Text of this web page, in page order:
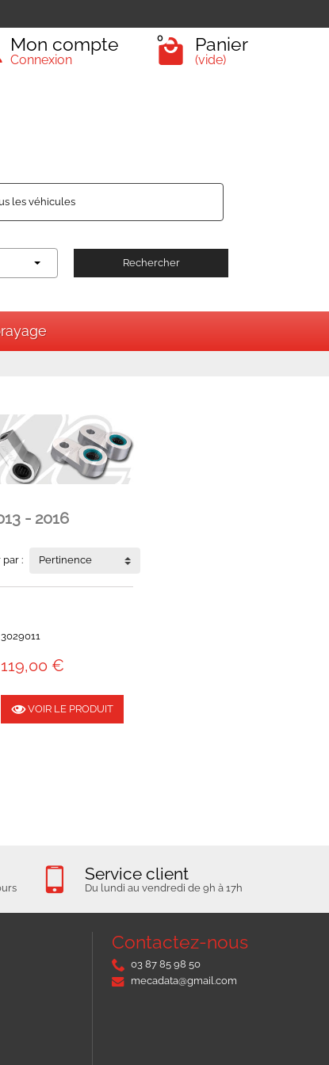
Mon compte
Connexion
0 Panier
(vide)
les véhicules
Rechercher
- 2016
par : Pertinence
3029011
119,00 €
VOIR LE PRODUIT
Service client
Du lundi au vendredi de 9h à 17h
Contactez-nous
03 87 85 98 50
mecadata@gmail.com